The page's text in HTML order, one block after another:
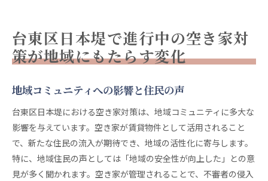
地方自治体の支援プログラムとその成果
賃貸市場改革の鍵を握る空き家対策の新たな取り組み
賃貸市場における空き家の新たな役割
空き家リノベーションの成功事例
若年層への新たな居住スタイルの提案
地域独自の賃貸支援制度の概要
空き家の賃貸活用に向けた課題と展望
行政と地域が連携して進める空き家活用の現状
台東区日本堤で進行中の空き家対
策が地域にもたらす変化
地域コミュニティへの影響と住民の声
台東区日本堤における空き家対策は、地域コミュニティに多大な
影響を与えています。空き家が賃貸物件として活用されること
で、新たな住民の流入が期待でき、地域の活性化に寄与します。
特に、地域住民の声としては「地域の安全性が向上した」との意
見が多く聞かれます。空き家が管理されることで、不審者の侵入